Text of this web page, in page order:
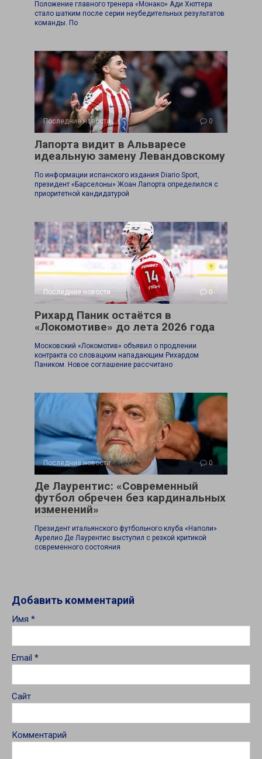
Положение главного тренера «Монако» Ади Хюттера
стало шатким после серии неубедительных результатов
команды. По
Последние новости 0
Лапорта видит в Альваресе
идеальную замену Левандовскому
По информации испанского издания Diario Sport,
президент «Барселоны» Жоан Лапорта определился с
приоритетной кандидатурой
Последние новости 0
Рихард Паник остаётся в
«Локомотиве» до лета 2026 года
Московский «Локомотив» объявил о продлении
контракта со словацким нападающим Рихардом
Паником. Новое соглашение рассчитано
Последние новости 0
Де Лаурентис: «Современный
футбол обречен без кардинальных
изменений»
Президент итальянского футбольного клуба «Наполи»
Аурелио Де Лаурентис выступил с резкой критикой
современного состояния
Добавить комментарий
Имя *
Email *
Сайт
Комментарий